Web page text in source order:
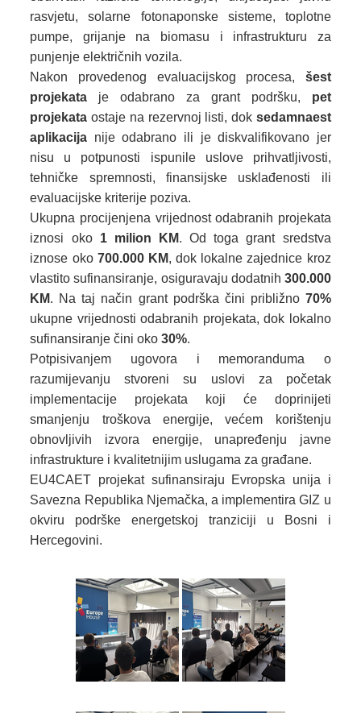
rasvjetu, solarne fotonaponske sisteme, toplotne
pumpe, grijanje na biomasu i infrastrukturu za
punjenje električnih vozila.
Nakon provedenog evaluacijskog procesa, šest
projekata je odabrano za grant podršku, pet
projekata ostaje na rezervnoj listi, dok sedamnaest
aplikacija nije odabrano ili je diskvalifikovano jer
nisu u potpunosti ispunile uslove prihvatljivosti,
tehničke spremnosti, finansijske usklađenosti ili
evaluacijske kriterije poziva.
Ukupna procijenjena vrijednost odabranih projekata
iznosi oko 1 milion KM. Od toga grant sredstva
iznose oko 700.000 KM, dok lokalne zajednice kroz
vlastito sufinansiranje, osiguravaju dodatnih 300.000
KM. Na taj način grant podrška čini približno 70%
ukupne vrijednosti odabranih projekata, dok lokalno
sufinansiranje čini oko30%.
Potpisivanjem ugovora i memoranduma o
razumijevanju stvoreni su uslovi za početak
implementacije projekata koji će doprinijeti
smanjenju troškova energije, većem korištenju
obnovljivih izvora energije, unapređenju javne
infrastrukture i kvalitetnijim uslugama za građane.
EU4CAET projekat sufinansiraju Evropska unija i
Savezna Republika Njemačka, a implementira GIZ u
okviru podrške energetskoj tranziciji u Bosni i
Hercegovini.